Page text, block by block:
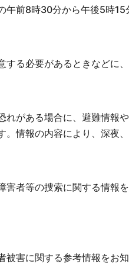
前8時30分から午後5時15
る必要があるときなどに
がある場合に、避難情報
情報の内容により、深夜
者等の捜索に関する情報
害に関する参考情報をお知